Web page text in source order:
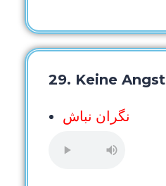
29. Keine Angst
نگران نباش